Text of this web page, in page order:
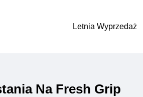
Letnia Wyprzedaż
Na Fresh Grip